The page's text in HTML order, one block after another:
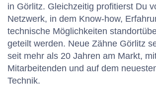
in Görlitz. Gleichzeitig profitierst Du
Netzwerk, in dem Know-how,
technische Möglichkeiten
geteilt werden. Neue Zähne Görlitz
seit mehr als 20 Jahren am Markt,
Mitarbeitenden und auf dem
Technik.